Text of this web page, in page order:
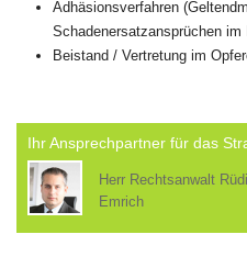
Adhäsionsverfahren
Schadenersatzansprüchen
Beistand / Vertretung im
Ihr Ansprechpartner für das
Herr Rechtsanwalt
Emrich